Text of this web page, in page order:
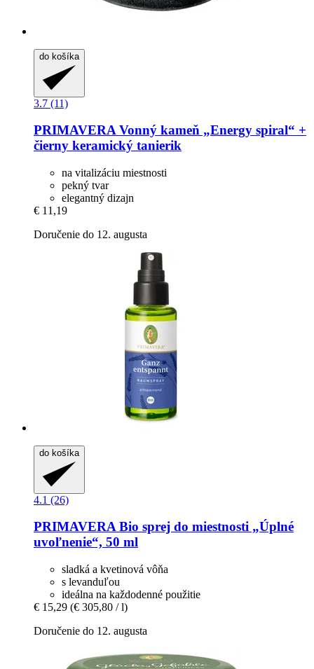
do košíka
3.7 (11)
PRIMAVERAVonný kameň „Energy spiral“ +
čierny keramický tanierik
na vitalizáciu miestnosti
pekný tvar
elegantný dizajn
€ 11,19
Doručenie do 12. augusta
do košíka
4.1 (26)
PRIMAVERABio sprej do miestnosti „Úplné
uvoľnenie“, 50 ml
sladká a kvetinová vôňa
s levanduľou
ideálna na každodenné použitie
€ 15,29 (€ 305,80 / l)
Doručenie do 12. augusta